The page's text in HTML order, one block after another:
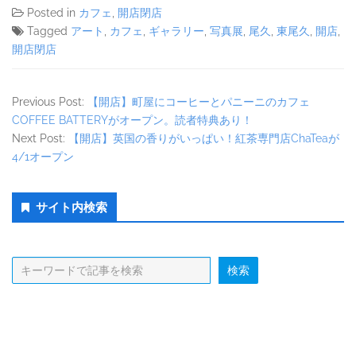
Posted in カフェ
開店閉店
Tagged アート カフェ ギャラリー 写真展 尾久 東尾久 開店
開店閉店
Previous Post:
【開店】町屋にコーヒーとパニーニのカフェ
COFFEE BATTERYがオープン。読者特典あり！
Next Post:
【開店】英国の香りがいっぱい！紅茶専門店ChaTeaが
4/1オープン
Secondary
Sidebar
サイト内検索